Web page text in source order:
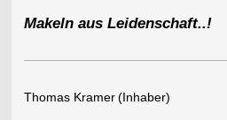
Makeln aus Leidenschaft..!
Thomas Kramer(Inhaber)